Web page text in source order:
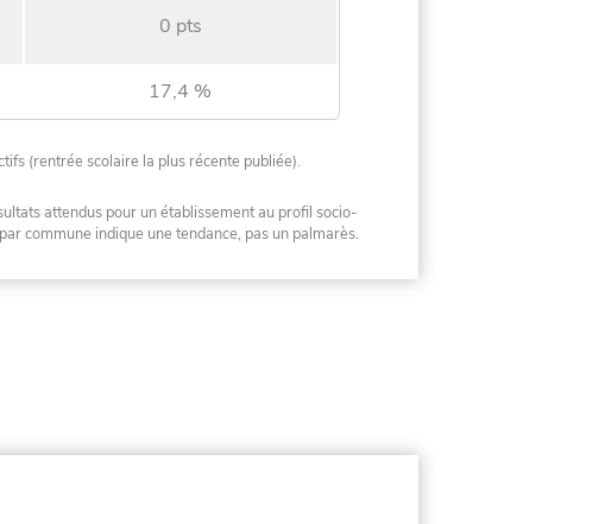
0 pts
17,4 %
(rentrée scolaire la plus récente publiée).
attendus pour un établissement au profil socio-
commune indique une tendance, pas un palmarès.